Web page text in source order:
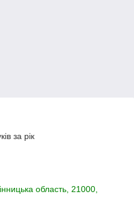
за рік
область, 21000,